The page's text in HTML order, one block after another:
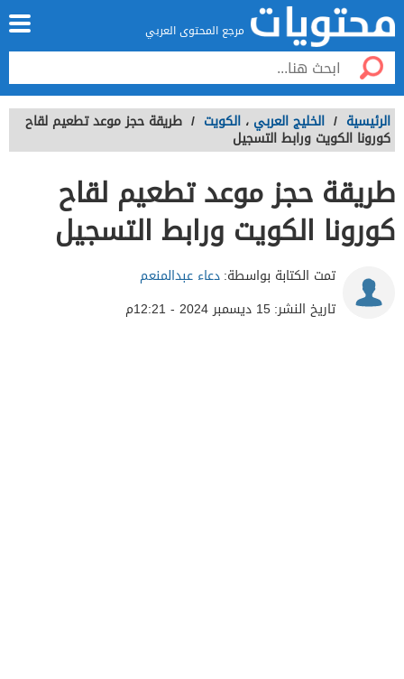
مرجع المحتوى العربي
الرئيسية / الخليج العربي ، الكويت / طريقة حجز موعد تطعيم لقاح
كورونا الكويت ورابط التسجيل
طريقة حجز موعد تطعيم لقاح
كورونا الكويت ورابط التسجيل
تمت الكتابة بواسطة:دعاء عبدالمنعم
تاريخ النشر:15 ديسمبر 2024 - 12:21م